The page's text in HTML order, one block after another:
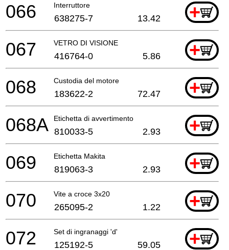
Interruttore +
066 638275-7 13.42
VETRO DI VISIONE +
067 416764-0 5.86
Custodia del motore +
068 183622-2 72.47
Etichetta di avvertimento +
068A 810033-5 2.93
Etichetta Makita +
069 819063-3 2.93
Vite a croce 3x20 +
070 265095-2 1.22
Set di ingranaggi 'd' +
072 125192-5 59.05